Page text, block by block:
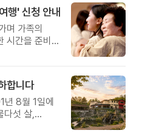
행' 신청 안내
며 가족의
시간을 준비해
합니다
8월 1일에
다섯 살,